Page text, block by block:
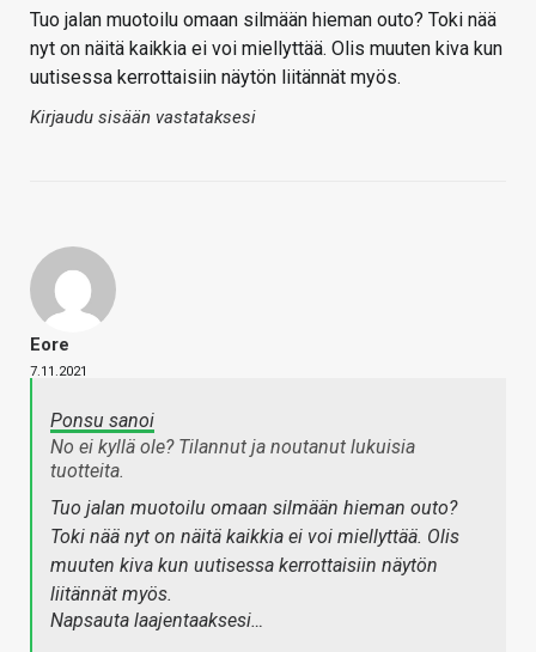
Tuo jalan muotoilu omaan silmään hieman outo? Toki nää
nyt on näitä kaikkia ei voi miellyttää. Olis muuten kiva kun
uutisessa kerrottaisiin näytön liitännät myös.
Kirjaudu sisään vastataksesi
Eore
7.11.2021
Ponsu sanoi
No ei kyllä ole? Tilannut ja noutanut lukuisia
tuotteita.
Tuo jalan muotoilu omaan silmään hieman outo?
Toki nää nyt on näitä kaikkia ei voi miellyttää. Olis
muuten kiva kun uutisessa kerrottaisiin näytön
liitännät myös.
Napsauta laajentaaksesi…